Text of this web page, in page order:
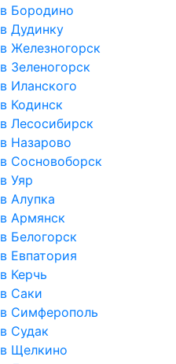
в Бородино
в Дудинку
в Железногорск
в Зеленогорск
в Иланского
в Кодинск
в Лесосибирск
в Назарово
в Сосновоборск
в Уяр
в Алупка
в Армянск
в Белогорск
в Евпатория
в Керчь
в Саки
в Симферополь
в Судак
в Щелкино